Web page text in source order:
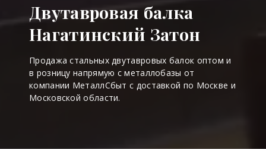
Двутавровая балка
Нагатинский Затон
Продажа стальных двутавровых балок оптом и
в розницу напрямую с металлобазы от
компании МеталлСбыт с доставкой по Москве и
Московской области.